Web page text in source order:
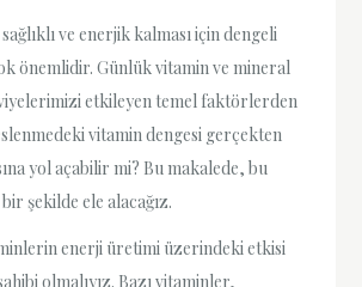
ve enerjik kalması için dengeli
önemlidir. Günlük vitamin ve mineral
etkileyen temel faktörlerden
vitamin dengesi gerçekten
yol açabilir mi? Bu makalede, bu
şekilde ele alacağız.
enerji üretimi üzerindeki etkisi
olmalıyız. Bazı vitaminler,